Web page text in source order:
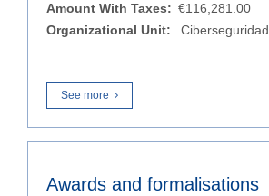
Amount With Taxes: €116,281.00
Organizational Unit:
Ciberseguridad
See more
Awards and formalisations